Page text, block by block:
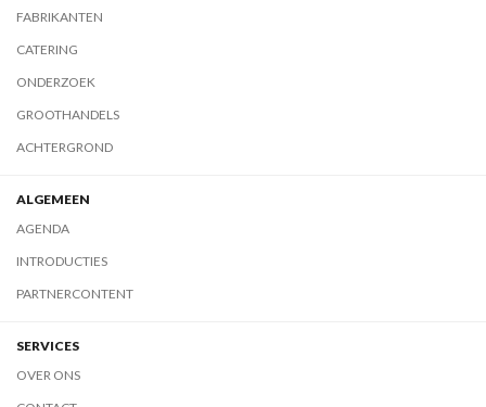
FABRIKANTEN
CATERING
ONDERZOEK
GROOTHANDELS
ACHTERGROND
ALGEMEEN
AGENDA
INTRODUCTIES
PARTNERCONTENT
SERVICES
OVER ONS